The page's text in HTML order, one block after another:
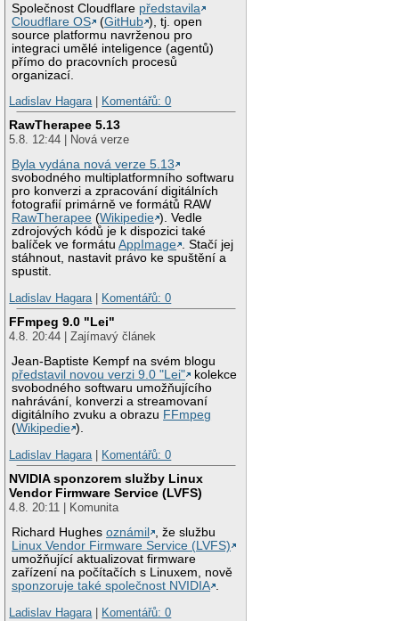
Společnost Cloudflare představila
Cloudflare OS
(GitHub ), tj. open
source platformu navrženou pro
integraci umělé inteligence (agentů)
přímo do pracovních procesů
organizací.
Ladislav Hagara| Komentářů: 0
RawTherapee 5.13
5.8. 12:44 | Nová verze
Byla vydána nová verze 5.13
svobodného multiplatformního softwaru
pro konverzi a zpracování digitálních
fotografií primárně ve formátů RAW
RawTherapee (Wikipedie ). Vedle
zdrojových kódů je k dispozici také
balíček ve formátuAppImage . Stačí jej
stáhnout, nastavit právo ke spuštění a
spustit.
Ladislav Hagara| Komentářů: 0
FFmpeg 9.0 "Lei"
4.8. 20:44 | Zajímavý článek
Jean-Baptiste Kempf na svém blogu
představil novou verzi 9.0 "Lei"
kolekce
svobodného softwaru umožňujícího
nahrávání, konverzi a streamovaní
digitálního zvuku a obrazu FFmpeg
(Wikipedie ).
Ladislav Hagara| Komentářů: 0
NVIDIA sponzorem služby Linux
Vendor Firmware Service (LVFS)
4.8. 20:11 | Komunita
Richard Hughesoznámil
, že službu
Linux Vendor Firmware Service (LVFS)
umožňující aktualizovat firmware
zařízení na počítačích s Linuxem, nově
sponzoruje také společnost NVIDIA .
Ladislav Hagara| Komentářů: 0